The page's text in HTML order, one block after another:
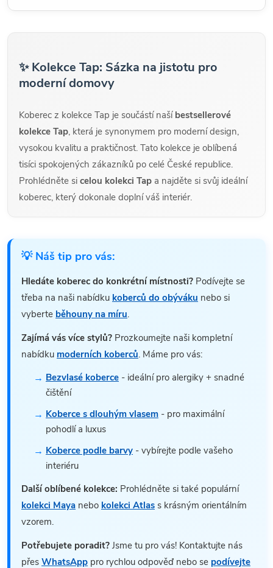
✨ Kolekce Tap: Sázka na jistotu pro
moderní domovy
Koberec z kolekce Tap je součástí naší bestsellerové
kolekce Tap, která je synonymem pro moderní design,
vysokou kvalitu a praktičnost. Tato kolekce je oblíbená
tisíci spokojených zákazníků po celé České republice.
Prohlédněte si celou kolekci Tap a najděte si svůj ideální
koberec, který dokonale doplní váš interiér.
💡 Náš tip pro vás:
Hledáte koberec do konkrétní místnosti? Podívejte se
třeba na naši nabídku koberců do obýváku nebo si
vyberte běhouny na míru.
Zajímá vás více stylů? Prozkoumejte naši kompletní
nabídku moderních koberců. Máme pro vás:
Bezvlasé koberce - ideální pro alergiky + snadné
čištění
Koberce s dlouhým vlasem - pro maximální
pohodlí a luxus
Koberce podle barvy - vybírejte podle vašeho
interiéru
Další oblíbené kolekce: Prohlédněte si také populární
kolekci Maya nebo kolekci Atlas s krásným orientálním
vzorem.
Potřebujete poradit? Jsme tu pro vás! Kontaktujte nás
přes WhatsApp pro rychlou odpověď nebo se podívejte